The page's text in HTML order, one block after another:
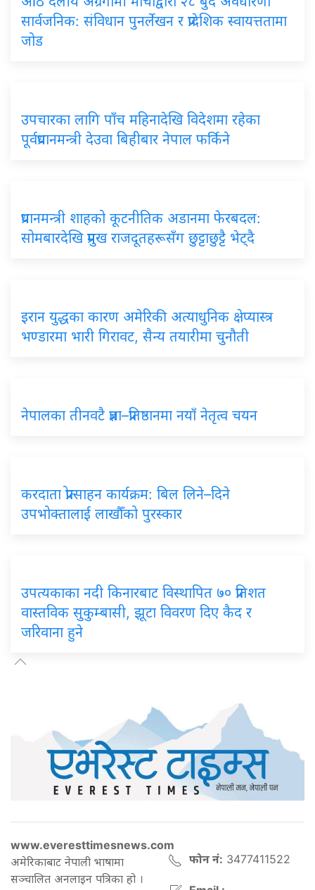
सार्वजनिक: संविधान पुनर्लेखन र प्रादेशिक स्वायत्ततामा
जोड
उपचारका लागि पाँच महिनादेखि विदेशमा रहेका
पूर्वप्रधानमन्त्री देउवा बिहीबार नेपाल फर्किने
प्रधानमन्त्री शाहको कूटनीतिक अडानमा फेरबदल:
सोमबारदेखि प्रमुख राजदूतहरूसँग छुट्टाछुट्टै भेट्दै
इरान युद्धका कारण अमेरिकी अत्याधुनिक क्षेप्यास्त्र
भण्डारमा भारी गिरावट, सैन्य तयारीमा चुनौती
नेपालका तीनवटै प्रज्ञा–प्रतिष्ठानमा नयाँ नेतृत्व चयन
करदाता प्रोत्साहन कार्यक्रम: बिल लिने–दिने
उपभोक्तालाई लाखौँको पुरस्कार
उपत्यकाका नदी किनारबाट विस्थापित ७० प्रतिशत
वास्तविक सुकुम्बासी, झूटा विवरण दिए कैद र
जरिवाना हुने
www.everesttimesnews.com
अमेरिकाबाट नेपाली भाषामा
सञ्चालित अनलाइन पत्रिका हो ।
फोन नं: 3477411522